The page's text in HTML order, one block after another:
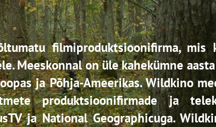
filmiproduktsioonifirma, mis
Meeskonnal on üle kahekümne
ja Põhja-Ameerikas. Wildkino
produktsioonifirmade ja
ja National Geographicuga.